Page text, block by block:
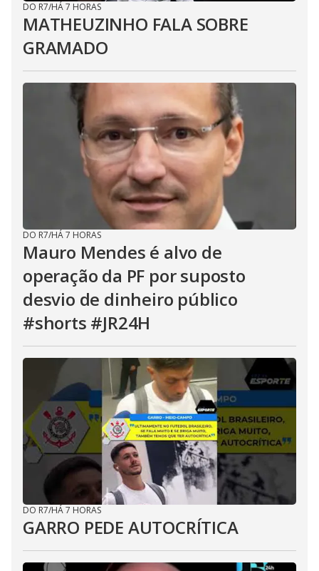
DO R7/HÁ 7 HORAS
MATHEUZINHO FALA SOBRE
GRAMADO
DO R7/HÁ 7 HORAS
Mauro Mendes é alvo de
operação da PF por suposto
desvio de dinheiro público
#shorts #JR24H
DO R7/HÁ 7 HORAS
GARRO PEDE AUTOCRÍTICA